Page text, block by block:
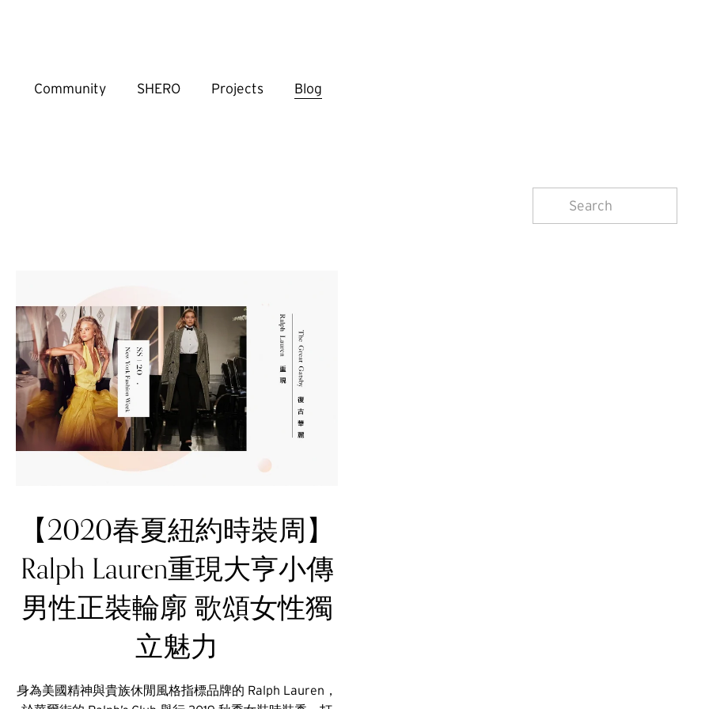
Community SHERO Projects Blog
【2020春夏紐約時裝周】
Ralph Lauren重現大亨小傳
男性正裝輪廓 歌頌女性獨
立魅力
身為美國精神與貴族休閒風格指標品牌的 Ralph Lauren，